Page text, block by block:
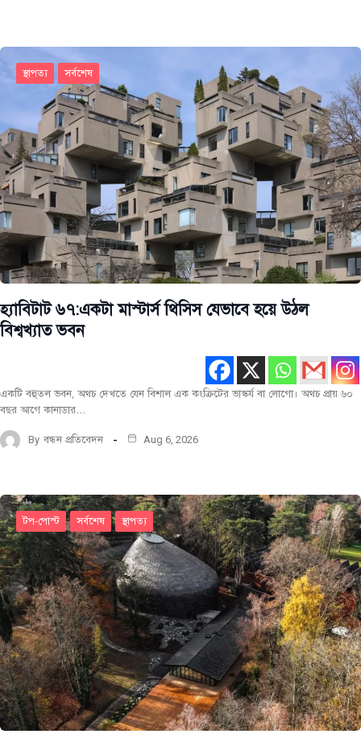
স্থাপত্য সর্বশেষ
হ্যাবিটাট ৬৭:একটা মাস্টার্স থিসিস যেভাবে হয়ে উঠল
বিশ্বখ্যাত ভবন
একটি বহুতল ভবন, অথচ দেখতে যেন বিশাল এক কংক্রিটের ভাস্কর্য বা লোগো। অথচ প্রায় ৬০
বছর আগে কানাডার…
By বন্ধন প্রতিবেদন Aug 6, 2026
টপ-পোস্ট সর্বশেষ স্থাপত্য